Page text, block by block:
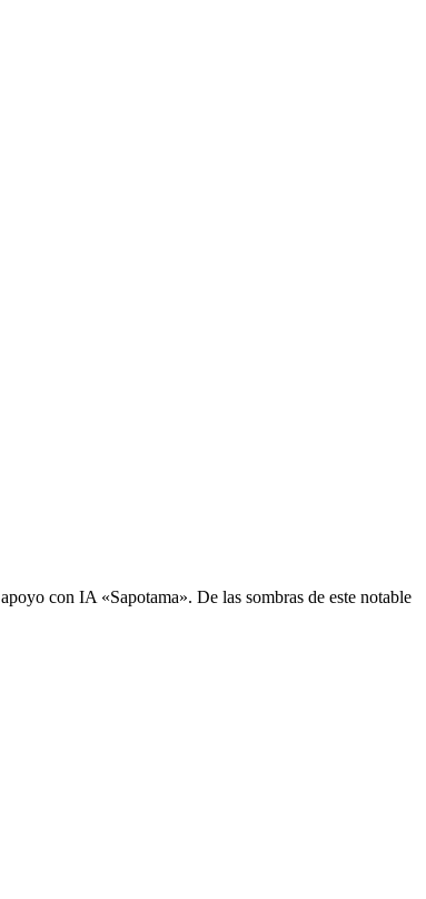
con IA «Sapotama». De las sombras de este notable